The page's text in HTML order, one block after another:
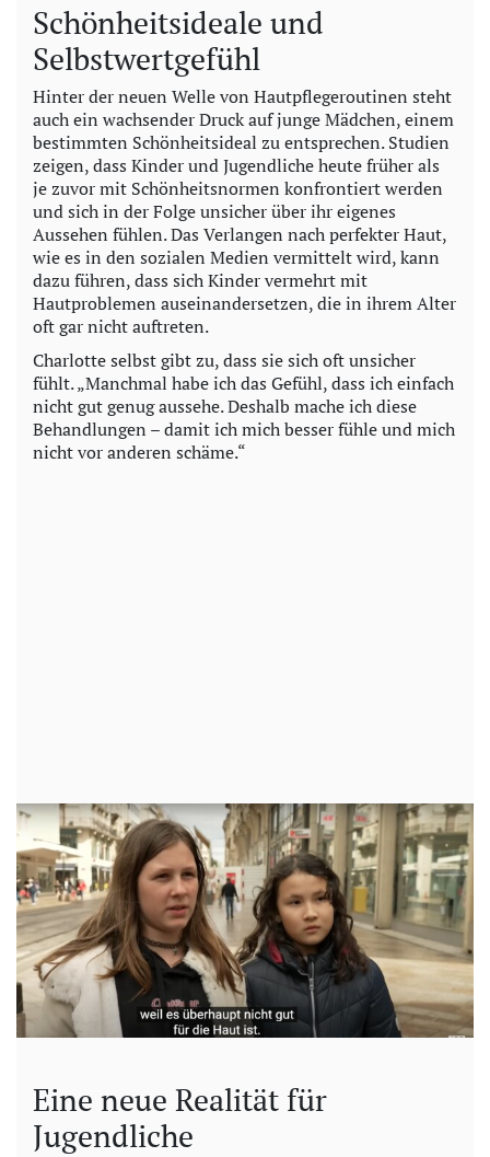
Schönheitsideale und
Selbstwertgefühl
Hinter der neuen Welle von Hautpflegeroutinen steht
auch ein wachsender Druck auf junge Mädchen, einem
bestimmten Schönheitsideal zu entsprechen. Studien
zeigen, dass Kinder und Jugendliche heute früher als
je zuvor mit Schönheitsnormen konfrontiert werden
und sich in der Folge unsicher über ihr eigenes
Aussehen fühlen. Das Verlangen nach perfekter Haut,
wie es in den sozialen Medien vermittelt wird, kann
dazu führen, dass sich Kinder vermehrt mit
Hautproblemen auseinandersetzen, die in ihrem Alter
oft gar nicht auftreten.
Charlotte selbst gibt zu, dass sie sich oft unsicher
fühlt. „Manchmal habe ich das Gefühl, dass ich einfach
nicht gut genug aussehe. Deshalb mache ich diese
Behandlungen – damit ich mich besser fühle und mich
nicht vor anderen schäme.“
Eine neue Realität für
Jugendliche